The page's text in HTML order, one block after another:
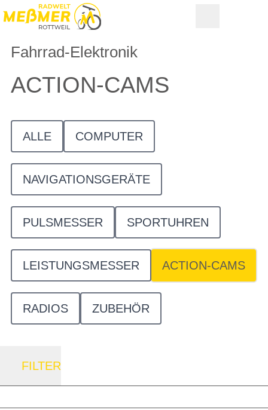
Fahrrad-Elektronik
ACTION-CAMS
ALLE COMPUTER
NAVIGATIONSGERÄTE
PULSMESSER SPORTUHREN
LEISTUNGSMESSER ACTION-CAMS
RADIOS ZUBEHÖR
FILTER